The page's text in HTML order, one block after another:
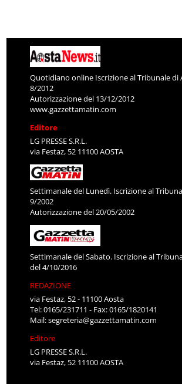
Quotidiano online Iscrizione al Tribunale di
8/2012
Autorizzazione del 13/12/2012
www.gazzettamatin.com
Editore
LG PRESSE S.R.L.
via Festaz, 52 11100 AOSTA
Settimanale del Lunedì. Iscrizione al
9/2002
Autorizzazione del 20/05/2002
Settimanale del Sabato. Iscrizione al
del 4/10/2016
REDAZIONE
via Festaz, 52 - 11100 Aosta
Tel: 0165/231711 - Fax: 0165/1820141
Mail:segreteria@gazzettamatin.com
Editore
LG PRESSE S.R.L.
via Festaz, 52 11100 AOSTA